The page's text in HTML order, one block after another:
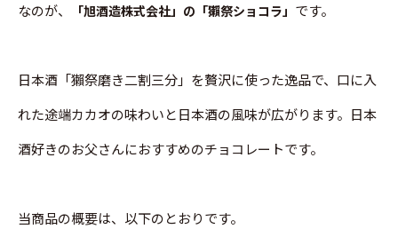
なのが、
「旭酒造株式会社」の「獺祭ショコラ」 です。
日本酒「獺祭磨き二割三分」を贅沢に使った逸品で、口に入
れた途端カカオの味わいと日本酒の風味が広がります。日本
酒好きのお父さんにおすすめのチョコレートです。
当商品の概要は、以下のとおりです。